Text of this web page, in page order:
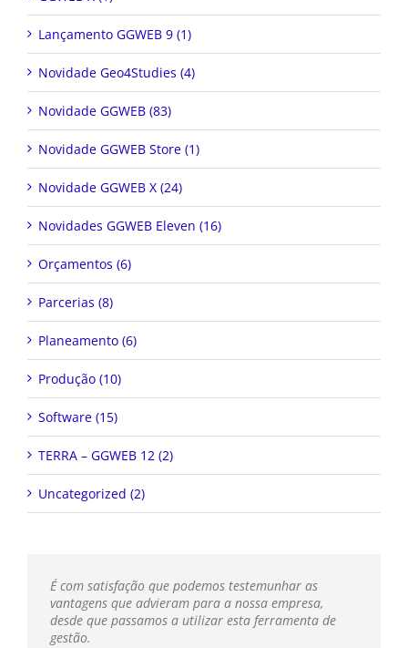
Lançamento GGWEB 9 (1)
Novidade Geo4Studies (4)
Novidade GGWEB (83)
Novidade GGWEB Store (1)
Novidade GGWEB X (24)
Novidades GGWEB Eleven (16)
Orçamentos (6)
Parcerias (8)
Planeamento (6)
Produção (10)
Software (15)
TERRA – GGWEB 12 (2)
Uncategorized (2)
É com satisfação que podemos testemunhar as
vantagens que advieram para a nossa empresa,
desde que passamos a utilizar esta ferramenta de
gestão.